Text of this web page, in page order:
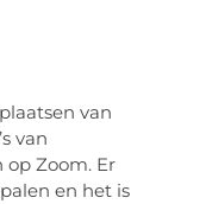
van
van
Zoom. Er
en het is